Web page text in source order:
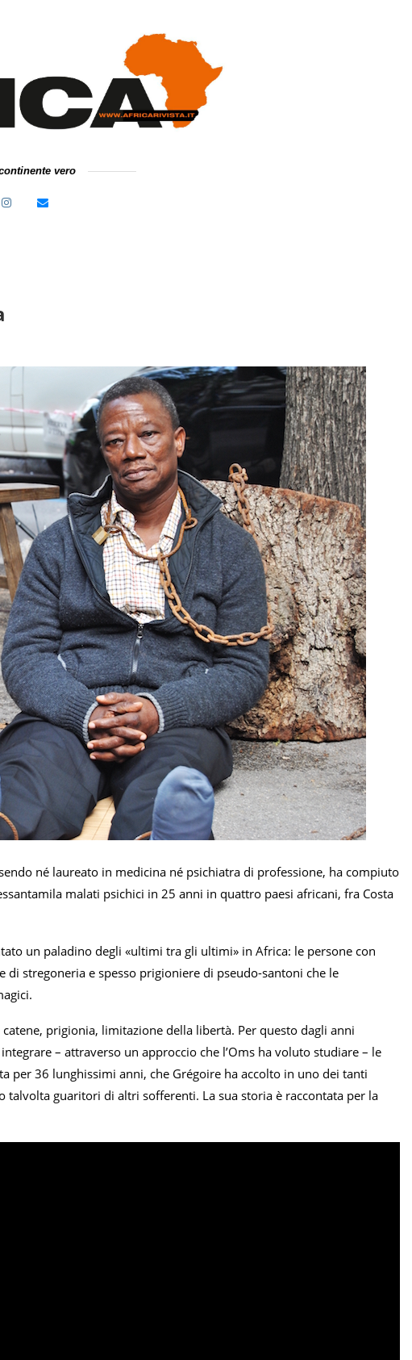
vero
né laureato in medicina né psichiatra di professione, ha compiuto
malati psichici in 25 anni in quattro paesi africani, fra Costa
un paladino degli «ultimi tra gli ultimi» in Africa: le persone con
stregoneria e spesso prigioniere di pseudo-santoni che le
prigionia, limitazione della libertà. Per questo dagli anni
– attraverso un approccio che l’Oms ha voluto studiare – le
per 36 lunghissimi anni, che Grégoire ha accolto in uno dei tanti
guaritori di altri sofferenti. La sua storia è raccontata per la